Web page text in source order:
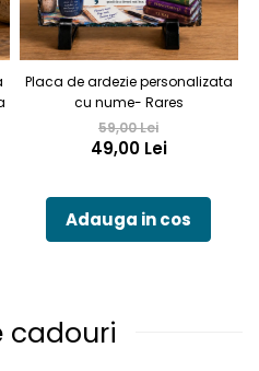
Placa de ardezie personalizata
cu nume- Rares
59,00 Lei
49,00 Lei
Adauga in cos
cadouri